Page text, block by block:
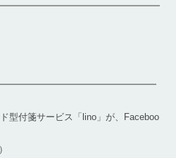
型付箋サービス「lino」が、Faceboo